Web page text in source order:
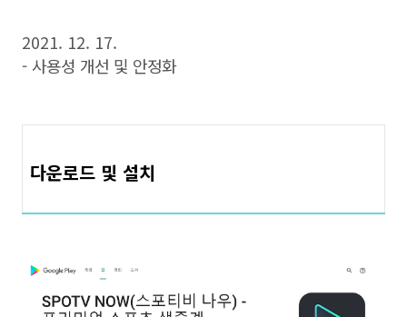
2021. 12. 17.
- 사용성 개선 및 안정화
다운로드 및 설치